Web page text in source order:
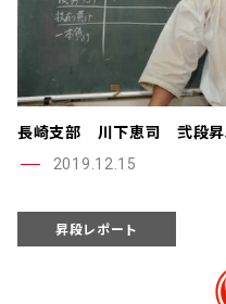
長崎支部 川下恵司 弐段昇
2019.12.15
昇段レポート